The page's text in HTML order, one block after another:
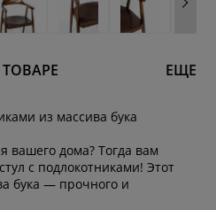
ЕЩЕ
из массива бука
вашего дома? Тогда вам
с подлокотниками! Этот
бука — прочного и